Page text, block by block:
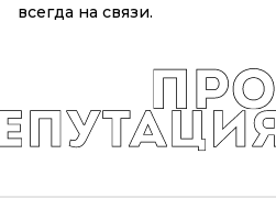
всегда на связи.